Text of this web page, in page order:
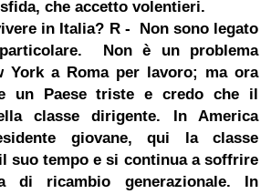
che accetto volentieri.
in Italia? R - Non sono legato
Non è un problema
York a Romaper lavoro; ma ora
un Paese triste e credo che il
classe dirigente. In America
giovane, qui la classe
suo tempo e si continua a soffrire
di ricambio generazionale. In